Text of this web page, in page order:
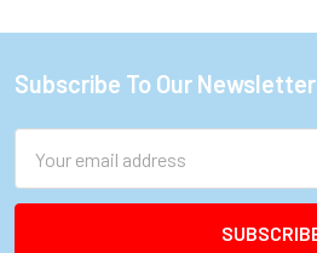
Footer
Subscribe To Our Newsletter
Address